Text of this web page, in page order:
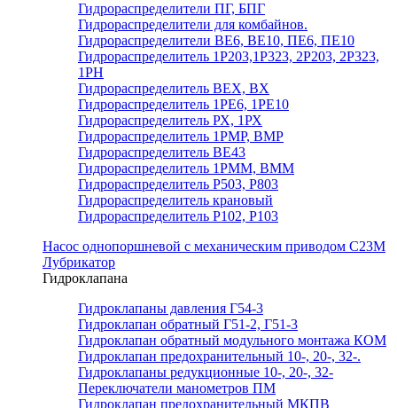
Гидрораспределители ПГ, БПГ
Гидрораспределители для комбайнов.
Гидрораспределители ВЕ6, ВЕ10, ПЕ6, ПЕ10
Гидрораспределитель 1Р203,1Р323, 2Р203, 2Р323,
1РН
Гидрораспределитель ВЕХ, ВХ
Гидрораспределитель 1РЕ6, 1РЕ10
Гидрораспределитель РХ, 1РХ
Гидрораспределитель 1РМР, ВМР
Гидрораспределитель ВЕ43
Гидрораспределитель 1РММ, ВММ
Гидрораспределитель Р503, Р803
Гидрораспределитель крановый
Гидрораспределитель Р102, Р103
Насос однопоршневой с механическим приводом С23М
Лубрикатор
Гидроклапана
Гидроклапаны давления Г54-3
Гидроклапан обратный Г51-2, Г51-3
Гидроклапан обратный модульного монтажа КОМ
Гидроклапан предохранительный 10-, 20-, 32-.
Гидроклапаны редукционные 10-, 20-, 32-
Переключатели манометров ПМ
Гидроклапан предохранительный МКПВ